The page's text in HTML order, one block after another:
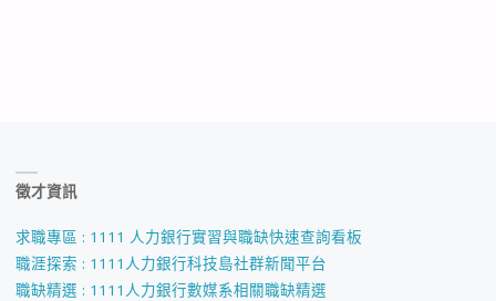
徵才資訊
求職專區 : 1111 人力銀行實習與職缺快速查詢看板
職涯探索 : 1111人力銀行科技島社群新聞平台
職缺精選 : 1111人力銀行數媒系相關職缺精選